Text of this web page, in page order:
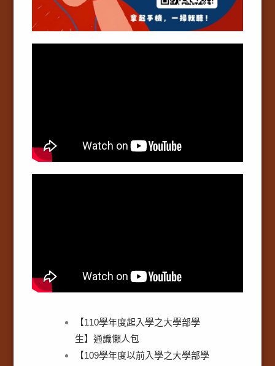
【110學年度起入學之大學部學
生】通識懶人包
【109學年度以前入學之大學部學